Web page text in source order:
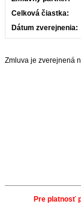
Celková čiastka:
Dátum zverejnenia:
Zmluva je zverejnená
Pre platnosť